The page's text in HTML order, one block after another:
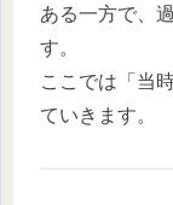
ある一方で、
す。
ここでは「当
ていきます。